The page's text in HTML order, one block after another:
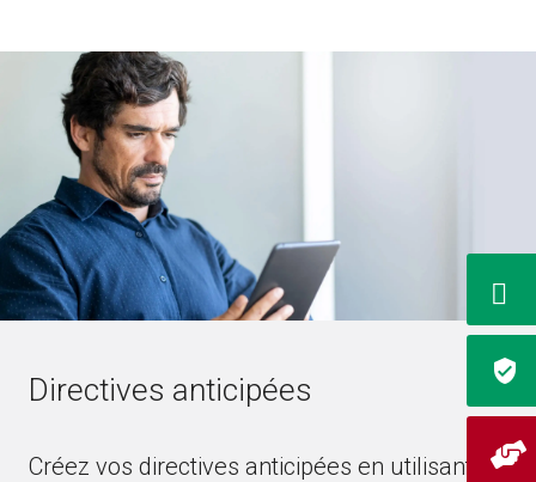
Directives anticipées
Créez vos directives anticipées en utilisant